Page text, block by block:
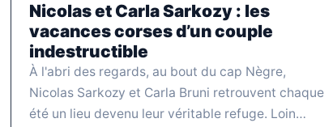
Nicolas et Carla Sarkozy : les
vacances corses d’un couple
indestructible
À l'abri des regards, au bout du cap Nègre,
Nicolas Sarkozy et Carla Bruni retrouvent chaque
été un lieu devenu leur véritable refuge. Loin…